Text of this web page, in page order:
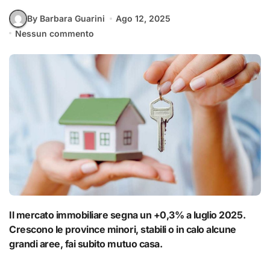
By Barbara Guarini
Ago 12, 2025
Nessun commento
Il mercato immobiliare segna un +0,3% a luglio 2025.
Crescono le province minori, stabili o in calo alcune
grandi aree, fai subito mutuo casa.